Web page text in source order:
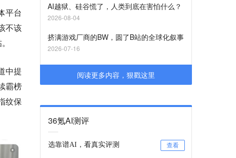
平台
不该
中提
霸榜
纹保
AI越狱、硅谷慌了，人类到底在害怕什么？
2026-08-04
挤满游戏厂商的BW，圆了B站的全球化叙事
2026-07-16
阅读更多内容，狠戳这里
36氪AI测评
选靠谱AI，看真实评测 查看